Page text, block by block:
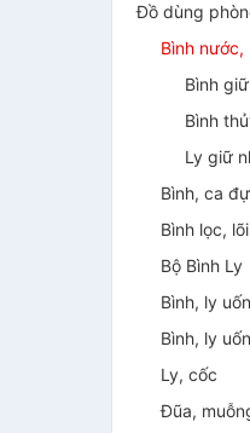
Đồ dùng
Bình
Bình
Bình
Ly giữ
Bình, ca
Bình lọc,
Bộ Bình Ly
Bình, ly
Bình, ly
Ly, cốc
Đũa,